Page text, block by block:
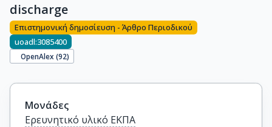
discharge
Επιστημονική δημοσίευση - Άρθρο Περιοδικού
uoadl:3085400
OpenAlex (92)
Μονάδες
Ερευνητικό υλικό ΕΚΠΑ